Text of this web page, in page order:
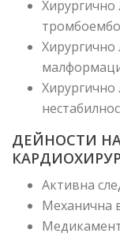
Хирургично
Хирургично
ДЕЙНОСТИ
Активна
Механична